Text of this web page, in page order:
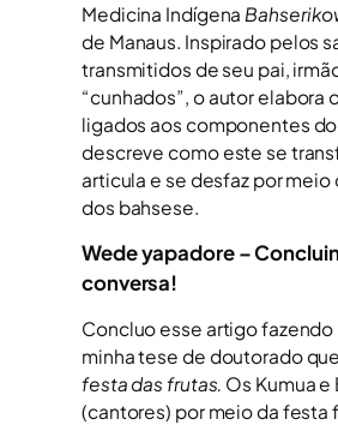
Medicina Indígena
de Manaus. Inspirado pelos
transmitidos de seu pai,
“cunhados”, o autor elabora
ligados aos componentes
descreve como este se
articula e se desfaz por
dos bahsese.
Wede yapadore –
conversa!
Concluo esse artigo fazendo
minha tese de doutorado
festa das frutas. Os Kumua e
(cantores) por meio da festa